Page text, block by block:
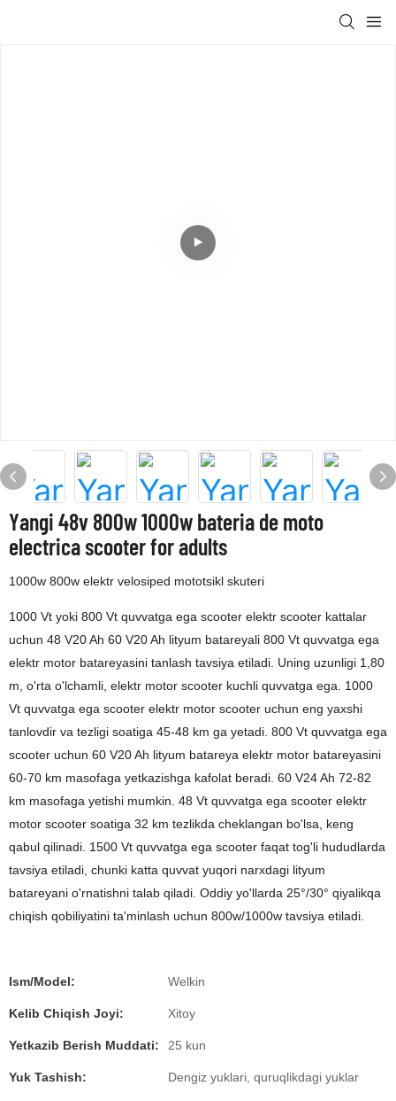
Yangi 48v 800w 1000w bateria de moto
electrica scooter for adults
1000w 800w elektr velosiped mototsikl skuteri
1000 Vt yoki 800 Vt quvvatga ega scooter elektr scooter kattalar
uchun 48 V20 Ah 60 V20 Ah lityum batareyali 800 Vt quvvatga ega
elektr motor batareyasini tanlash tavsiya etiladi. Uning uzunligi 1,80
m, o'rta o'lchamli, elektr motor scooter kuchli quvvatga ega. 1000
Vt quvvatga ega scooter elektr motor scooter uchun eng yaxshi
tanlovdir va tezligi soatiga 45-48 km ga yetadi. 800 Vt quvvatga ega
scooter uchun 60 V20 Ah lityum batareya elektr motor batareyasini
60-70 km masofaga yetkazishga kafolat beradi. 60 V24 Ah 72-82
km masofaga yetishi mumkin. 48 Vt quvvatga ega scooter elektr
motor scooter soatiga 32 km tezlikda cheklangan bo'lsa, keng
qabul qilinadi. 1500 Vt quvvatga ega scooter faqat tog'li hududlarda
tavsiya etiladi, chunki katta quvvat yuqori narxdagi lityum
batareyani o'rnatishni talab qiladi. Oddiy yo'llarda 25°/30° qiyalikqa
chiqish qobiliyatini ta'minlash uchun 800w/1000w tavsiya etiladi.
Ism/Model: Welkin
Kelib Chiqish Joyi: Xitoy
Yetkazib Berish Muddati: 25 kun
Yuk Tashish: Dengiz yuklari, quruqlikdagi yuklar